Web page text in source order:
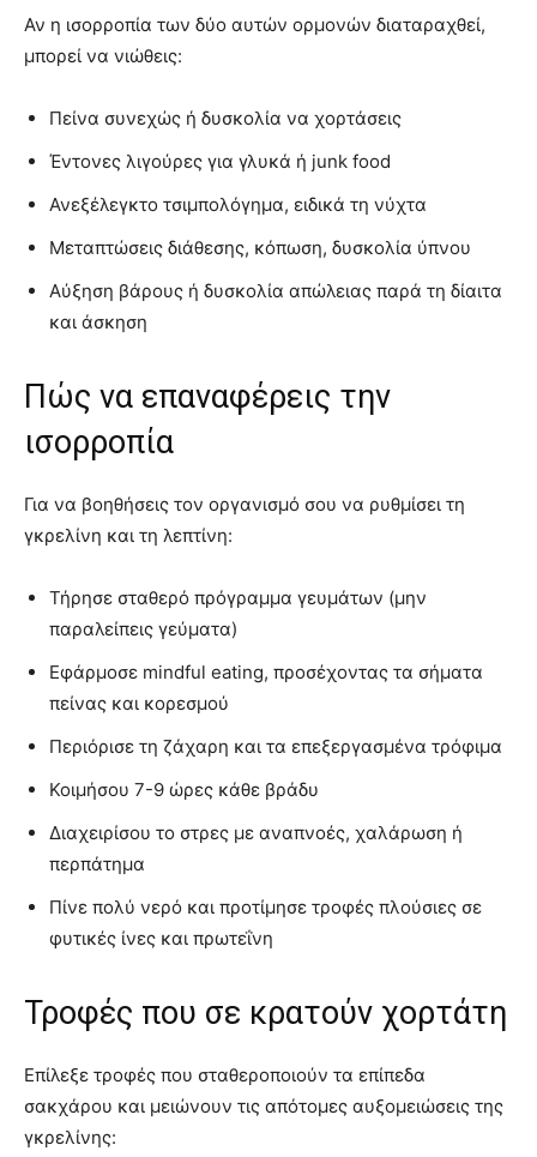
Αν η ισορροπία των δύο αυτών ορμονών διαταραχθεί,
μπορεί να νιώθεις:
Πείνα συνεχώς ή δυσκολία να χορτάσεις
Έντονες λιγούρες για γλυκά ή junk food
Ανεξέλεγκτο τσιμπολόγημα, ειδικά τη νύχτα
Μεταπτώσεις διάθεσης, κόπωση, δυσκολία ύπνου
Αύξηση βάρους ή δυσκολία απώλειας παρά τη δίαιτα
και άσκηση
Πώς να επαναφέρεις την
ισορροπία
Για να βοηθήσεις τον οργανισμό σου να ρυθμίσει τη
γκρελίνη και τη λεπτίνη:
Τήρησε σταθερό πρόγραμμα γευμάτων (μην
παραλείπεις γεύματα)
Εφάρμοσε mindful eating, προσέχοντας τα σήματα
πείνας και κορεσμού
Περιόρισε τη ζάχαρη και τα επεξεργασμένα τρόφιμα
Κοιμήσου 7-9 ώρες κάθε βράδυ
Διαχειρίσου το στρες με αναπνοές, χαλάρωση ή
περπάτημα
Πίνε πολύ νερό και προτίμησε τροφές πλούσιες σε
φυτικές ίνες και πρωτεΐνη
Τροφές που σε κρατούν χορτάτη
Επίλεξε τροφές που σταθεροποιούν τα επίπεδα
σακχάρου και μειώνουν τις απότομες αυξομειώσεις της
γκρελίνης: